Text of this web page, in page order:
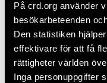
På crd.org använder
besökarbeteenden
Den statistiken
effektivare för att få
rättigheter världen
Inga personuppgifter
Innovation
2017-2019 där
världen tävlade i
för att stärka de
eller i specifika
Rights Defenders.